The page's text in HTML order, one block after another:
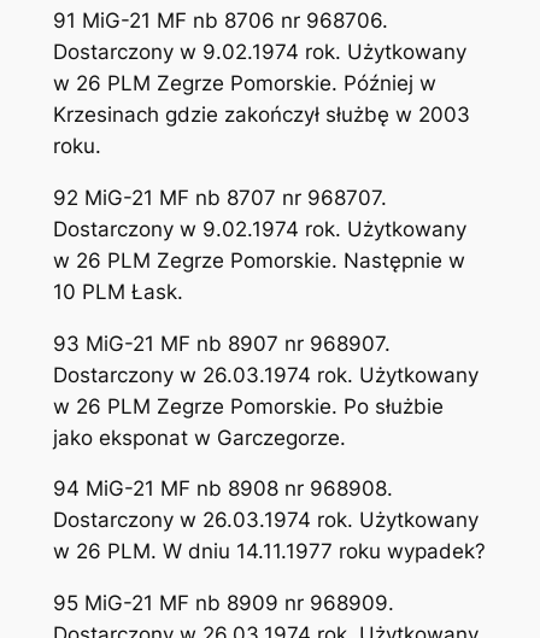
91 MiG-21 MF nb 8706 nr 968706.
Dostarczony w 9.02.1974 rok. Użytkowany
w 26 PLM Zegrze Pomorskie. Później w
Krzesinach gdzie zakończył służbę w 2003
roku.
92 MiG-21 MF nb 8707 nr 968707.
Dostarczony w 9.02.1974 rok. Użytkowany
w 26 PLM Zegrze Pomorskie. Następnie w
10 PLM Łask.
93 MiG-21 MF nb 8907 nr 968907.
Dostarczony w 26.03.1974 rok. Użytkowany
w 26 PLM Zegrze Pomorskie. Po służbie
jako eksponat w Garczegorze.
94 MiG-21 MF nb 8908 nr 968908.
Dostarczony w 26.03.1974 rok. Użytkowany
w 26 PLM. W dniu 14.11.1977 roku wypadek?
95 MiG-21 MF nb 8909 nr 968909.